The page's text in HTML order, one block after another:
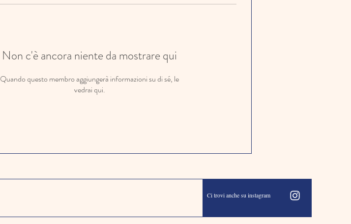
Non c'è ancora niente da mostrare qui
Quando questo membro aggiungerà informazioni su di sé, le
vedrai qui.
Ci trovi anche su instagram